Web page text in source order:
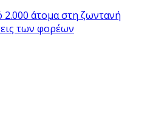
άτομα στη ζωντανή
των φορέων